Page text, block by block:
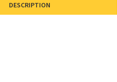
DESCRIPTION